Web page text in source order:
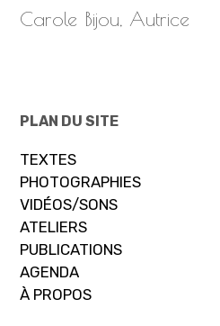
Carole Bijou, Autrice
PLAN DU SITE
TEXTES
PHOTOGRAPHIES
VIDÉOS/SONS
ATELIERS
PUBLICATIONS
AGENDA
À PROPOS